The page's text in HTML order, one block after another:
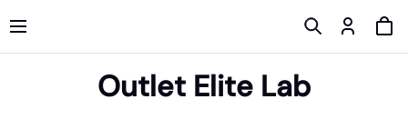
Outlet Elite Lab